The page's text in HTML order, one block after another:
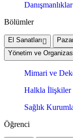
Danışmanlıklar
Bölümler
El Sanatları
Yönetim ve
Mimari ve
Halkla İlişkiler
Sağlık
Öğrenci